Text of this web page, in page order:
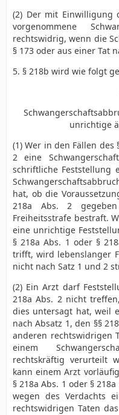
(2) Der mit Einwilligung
vorgenommene
rechtswidrig, wenn die
§ 173 oder aus einer Tat
5. § 218b wird wie folgt
unrichtige
(1) Wer in den Fällen des
2 eine
schriftliche Feststellung
hat, ob die
218a Abs. 2
Freiheitsstrafe bestraft.
eine unrichtige
§ 218a Abs. 1 oder §
trifft, wird lebenslanger
nicht nach Satz 1 und 2
(2) Ein Arzt darf
218a Abs. 2 nicht
dies untersagt hat, weil
nach Absatz 1, den §§
anderen rechtswidrigen
einem
rechtskräftig verurteilt
kann einem Arzt
§ 218a Abs. 1 oder §
wegen des Verdachts
rechtswidrigen Taten